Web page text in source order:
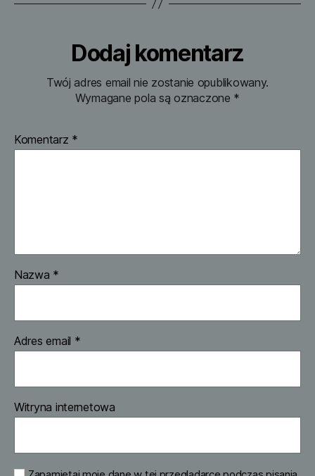
Dodaj komentarz
Twój adres email nie zostanie opublikowany.
Wymagane pola są oznaczone *
Komentarz *
Nazwa *
Adres email *
Witryna internetowa